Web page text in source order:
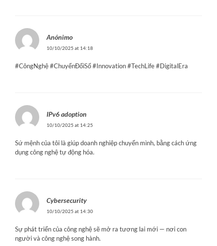
Anónimo
10/10/2025 at 14:18
#CôngNghệ #ChuyểnĐổiSố #Innovation #TechLife #DigitalEra
IPv6 adoption
10/10/2025 at 14:25
Sứ mệnh của tôi là giúp doanh nghiệp chuyển mình, bằng cách ứng
dụng công nghệ tự động hóa.
Cybersecurity
10/10/2025 at 14:30
Sự phát triển của công nghệ sẽ mở ra tương lai mới — nơi con
người và công nghệ song hành.